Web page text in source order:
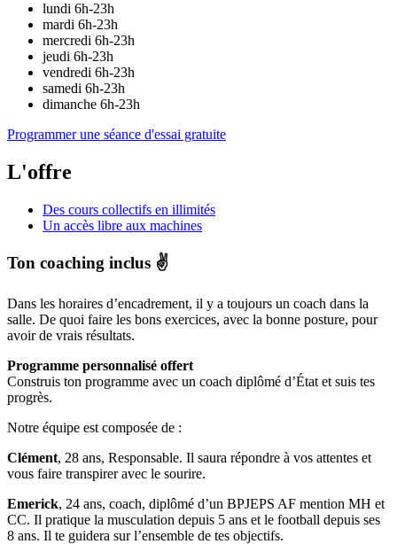
lundi 6h-23h
mardi 6h-23h
mercredi 6h-23h
jeudi 6h-23h
vendredi 6h-23h
samedi 6h-23h
dimanche 6h-23h
Programmer une séance d'essai gratuite
L'offre
Des cours collectifs en illimités
Un accès libre aux machines
Ton coaching inclus ✌️
Dans les horaires d’encadrement, il y a toujours un coach dans la
salle. De quoi faire les bons exercices, avec la bonne posture, pour
avoir de vrais résultats.
Programme personnalisé offert
Construis ton programme avec un coach diplômé d’État et suis tes
progrès.
Notre équipe est composée de :
Clément, 28 ans, Responsable. Il saura répondre à vos attentes et
vous faire transpirer avec le sourire.
Emerick, 24 ans, coach, diplômé d’un BPJEPS AF mention MH et
CC. Il pratique la musculation depuis 5 ans et le football depuis ses
8 ans. Il te guidera sur l’ensemble de tes objectifs.